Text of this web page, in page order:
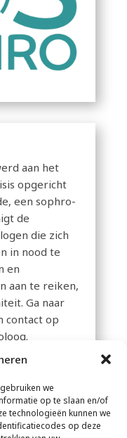
we
op te slaan en/of
technologieën kunnen we
op deze
aan het
opgericht
een sophro-
de
die zich
in nood te
en
aan te reiken,
Ga naar
contact op